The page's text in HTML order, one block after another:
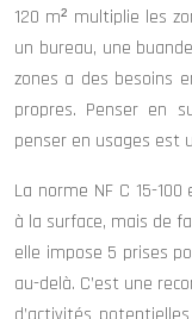
120 m² multiplie les
un bureau, une
zones a des besoins
propres. Penser en
penser en usages est
La norme NF C 15-
à la surface, mais de
elle impose 5 prises
au-delà. C’est une